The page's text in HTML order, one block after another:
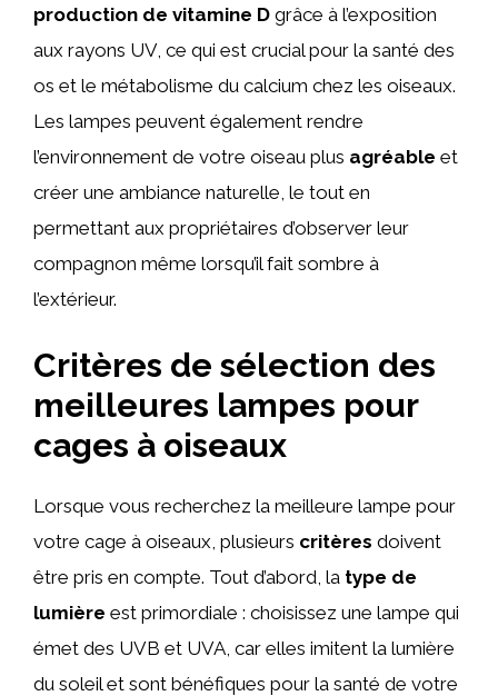
production de vitamine D grâce à l’exposition
aux rayons UV, ce qui est crucial pour la santé des
os et le métabolisme du calcium chez les oiseaux.
Les lampes peuvent également rendre
l’environnement de votre oiseau plus agréable et
créer une ambiance naturelle, le tout en
permettant aux propriétaires d’observer leur
compagnon même lorsqu’il fait sombre à
l’extérieur.
Critères de sélection des
meilleures lampes pour
cages à oiseaux
Lorsque vous recherchez la meilleure lampe pour
votre cage à oiseaux, plusieurs critères doivent
être pris en compte. Tout d’abord, la type de
lumière est primordiale : choisissez une lampe qui
émet des UVB et UVA, car elles imitent la lumière
du soleil et sont bénéfiques pour la santé de votre